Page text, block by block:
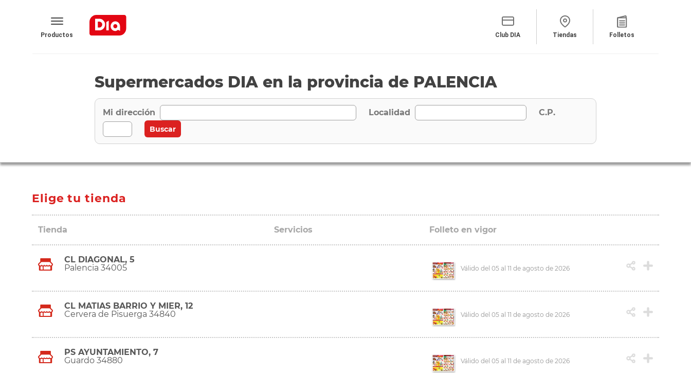
Productos Club DIA Tiendas Folletos
Supermercados DIA en la provincia de PALENCIA
Mi dirección Localidad C.P.
Elige tu tienda
Tienda Servicios Folleto en vigor
CL DIAGONAL, 5
Palencia 34005
Válido del 05 al 11 de agosto de 2026
CL MATIAS BARRIO Y MIER, 12
Cervera de Pisuerga 34840
Válido del 05 al 11 de agosto de 2026
PS AYUNTAMIENTO, 7
Guardo 34880
Válido del 05 al 11 de agosto de 2026